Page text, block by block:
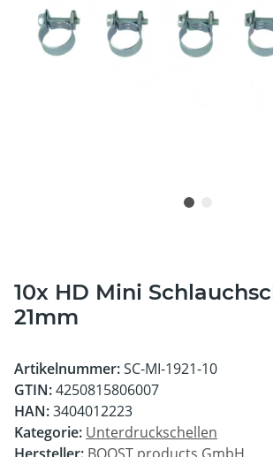
10x HD Mini
21mm
Artikelnummer:SC-MI-1921-10
GTIN:4250815806007
HAN:3404012223
Kategorie: Unterdruckschellen